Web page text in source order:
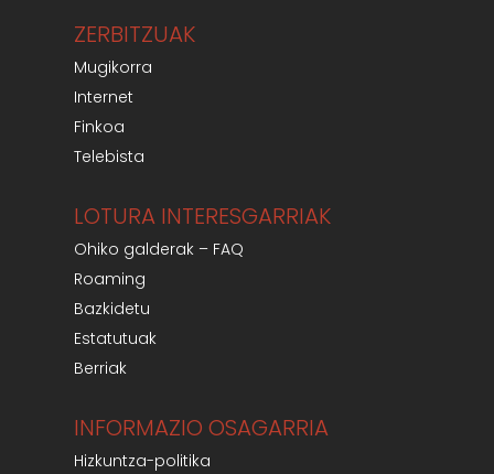
ZERBITZUAK
Mugikorra
Internet
Finkoa
Telebista
LOTURA INTERESGARRIAK
Ohiko galderak – FAQ
Roaming
Bazkidetu
Estatutuak
Berriak
INFORMAZIO OSAGARRIA
Hizkuntza-politika